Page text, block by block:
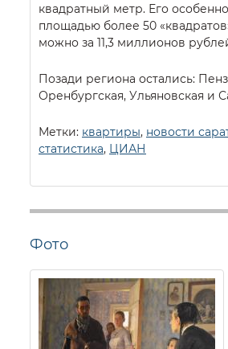
квадратный метр. Его
площадью более 50
можно за 11,3 миллионов
Позади региона остались:
Оренбургская, Ульяновская и
Метки: квартиры, новости
статистика, ЦИАН
Фото